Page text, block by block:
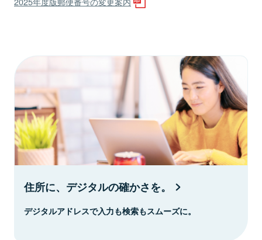
住所に、デジタルの確かさを。
デジタルアドレスで入力も検索もスムーズに。